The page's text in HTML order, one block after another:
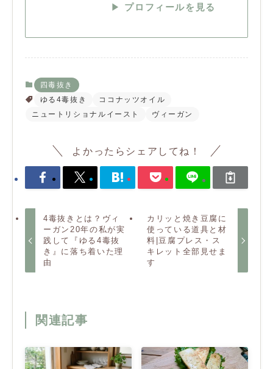
▶︎ プロフィールを見る
四毒抜き
ゆる4毒抜き
ココナッツオイル
ニュートリショナルイースト
ヴィーガン
よかったらシェアしてね！
4毒抜きとは？ヴィ
ーガン20年の私が実
践して『ゆる4毒抜
き』に落ち着いた理
由
カリッと焼き豆腐に
使っている道具と材
料|豆腐プレス・ス
キレット全部見せま
す
関連記事